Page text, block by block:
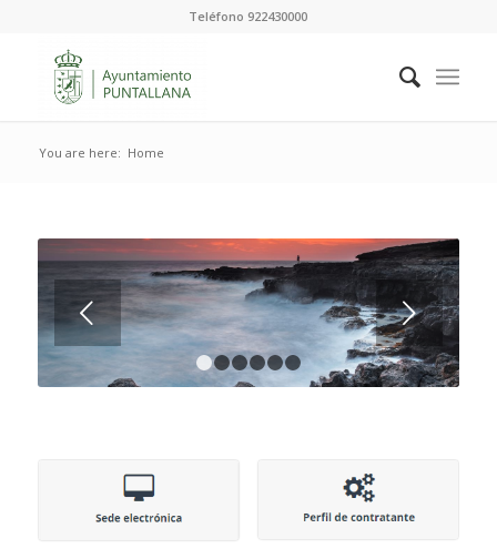
Teléfono 922430000
You are here: Home
Next
1 2 3 4 5 6
culturales, información turística y trámites en línea para
quienes viven en esta zona de La Palma o la visitan.
Para los residentes, es una vía práctica para gestionar